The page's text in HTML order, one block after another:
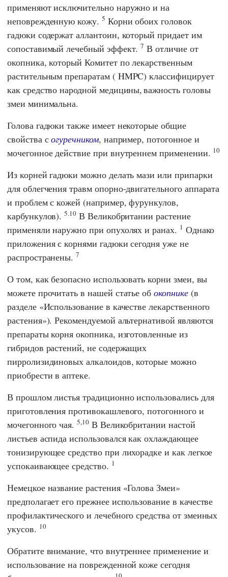
применяют исключительно наружно и на
неповрежденную кожу. 5 Корни обоих головок
гадюки содержат аллантоин, который придает им
сопоставимый лечебный эффект.7 В отличие от
окопника, которыйКомитет по лекарственным
растительным препаратам( HMPC) классифицирует
как средство народной медицины, важность головы
змеи минимальна.
Голова гадюки также имеет некоторые общие
свойства согуречником, например, потогонное и
мочегонное действие при внутреннем применении. 10
Из корней гадюки можно делать мази или припарки
для облегчения травм опорно-двигательного аппарата
и проблем с кожей (например, фурункулов,
карбункулов).5.10 В Великобритании растение
применяли наружно при опухолях и ранах. 1 Однако
приложения с корнями гадюки сегодня уже не
распространены.7
О том, как безопасно использовать корни змеи, вы
можете прочитать в нашей статье обокопнике(в
разделе «Использование в качестве лекарственного
растения»). Рекомендуемой альтернативой являются
препараты корня окопника, изготовленные из
гибридов растений, не содержащих
пирролизидиновых алкалоидов, которые можно
приобрести в аптеке.
В прошлом листья традиционно использовались для
приготовления противокашлевого, потогонного и
мочегонного чая.5,10В Великобритании настой
листьев аспида использовался как охлаждающее
тонизирующее средство при лихорадке и как легкое
успокаивающее средство. 1
Немецкое название растения «Голова Змеи»
предполагает его прежнее использование в качестве
профилактического и лечебного средства от змеиных
укусов. 10
Обратите внимание, что внутреннее применение и
использование на поврежденной коже сегодня